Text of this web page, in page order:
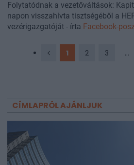
Folytatódnak a vezetőváltások:
napon visszahívta tisztségéből a
vezérigazgatóját - írta Facebook-
1 2 3 ...
CÍMLAPRÓL AJÁNLJUK